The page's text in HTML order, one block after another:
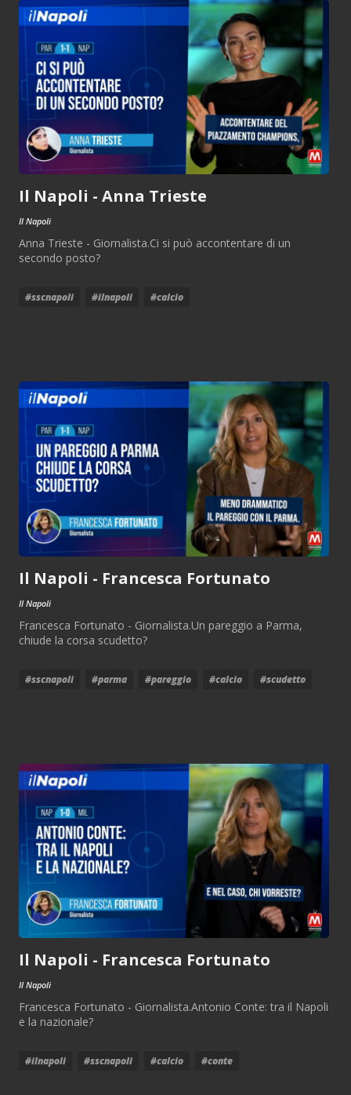
Il Napoli - Anna Trieste
Il Napoli
Anna Trieste - Giornalista.Ci si può accontentare di un
secondo posto?
#sscnapoli #ilnapoli #calcio
Il Napoli - Francesca Fortunato
Il Napoli
Francesca Fortunato - Giornalista.Un pareggio a Parma,
chiude la corsa scudetto?
#sscnapoli #parma #pareggio #calcio #scudetto
Il Napoli - Francesca Fortunato
Il Napoli
Francesca Fortunato - Giornalista.Antonio Conte: tra il Napoli
e la nazionale?
#ilnapoli #sscnapoli #calcio #conte